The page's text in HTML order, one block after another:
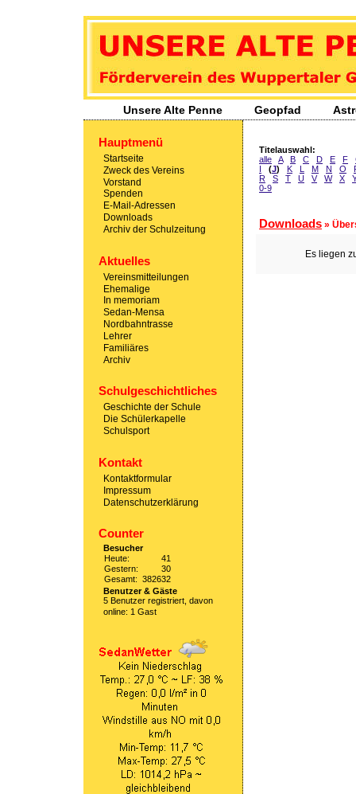
Unsere Alte Penne
- Förderverein des Wuppertaler Gymnasiums
Unsere Alte Penne Geopfad
Hauptmenü
Startseite
Zweck des Vereins
Vorstand
Spenden
E-Mail-Adressen
Downloads
Archiv der Schulzeitung
Aktuelles
Vereinsmitteilungen
Ehemalige
In memoriam
Sedan-Mensa
Nordbahntrasse
Lehrer
Familiäres
Archiv
Schulgeschichtliches
Geschichte der Schule
Die Schülerkapelle
Schulsport
Kontakt
Kontaktformular
Impressum
Datenschutzerklärung
Counter
Besucher
Heute:
41
Gestern:
30
Gesamt: 382632
Benutzer & Gäste
5 Benutzer registriert, davon
online: 1 Gast
Titelauswahl:
alle
A B C D E F
I
(J) K L M N O
R
S T U V W X
0-9
Downloads »
Es liegen